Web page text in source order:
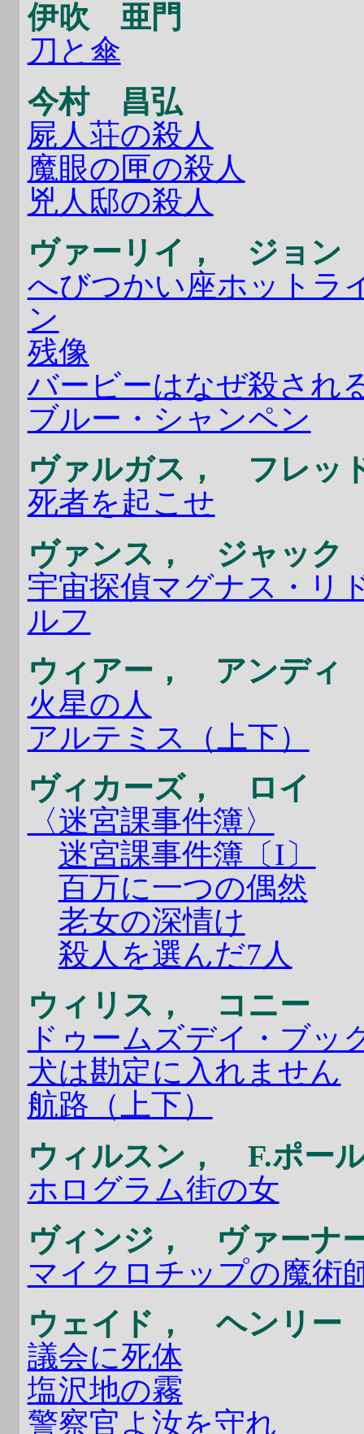
伊吹 亜門
刀と傘
今村 昌弘
屍人荘の殺人
魔眼の匣の殺人
兇人邸の殺人
ヴァーリイ， ジョン
へびつかい座ホットラ
ン
残像
バービーはなぜ殺され
ブルー・シャンペン
ヴァルガス， フレッ
死者を起こせ
ヴァンス， ジャック
宇宙探偵マグナス・リ
ルフ
ウィアー， アンディ
火星の人
アルテミス（上下）
ヴィカーズ， ロイ
〈迷宮課事件簿〉
迷宮課事件簿〔I〕
百万に一つの偶然
老女の深情け
殺人を選んだ7人
ウィリス， コニー
ドゥームズデイ・ブッ
犬は勘定に入れません
航路（上下）
ウィルスン， F.ポー
ホログラム街の女
ヴィンジ， ヴァーナ
マイクロチップの魔術
ウェイド， ヘンリー
議会に死体
塩沢地の霧
警察官よ汝を守れ